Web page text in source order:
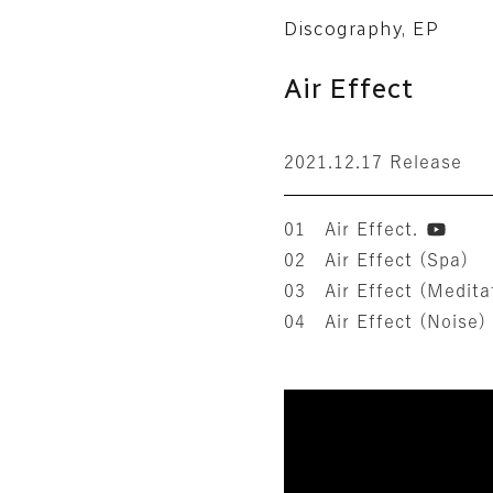
Discography, EP
Air Effect
2021.12.17 Release
01 Air Effect.
02 Air Effect (Spa)
03 Air Effect
04 Air Effect (Noise)